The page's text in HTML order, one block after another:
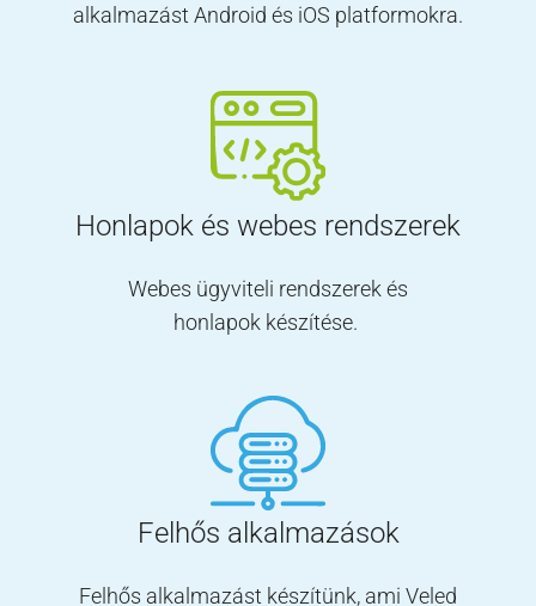
alkalmazást Android és iOS platformokra.
Honlapok és webes rendszerek
Webes ügyviteli rendszerek és
honlapok készítése.
Felhős alkalmazások
Felhős alkalmazást készítünk, ami Veled